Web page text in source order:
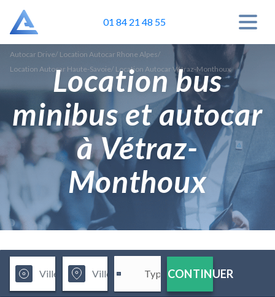
01 84 21 48 55
Autocar Drive/ Location Autocar Rhone Alpes/
Location Autocar Haute-Savoie/ Location Autocar Vétraz-Monthoux
Location bus
minibus et autocar
à Vétraz-
Monthoux
CONTINUER